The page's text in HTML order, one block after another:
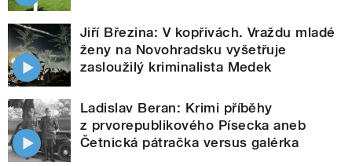
Jiří Březina: V kopřivách. Vraždu mladé
ženy na Novohradsku vyšetřuje
zasloužilý kriminalista Medek
Ladislav Beran: Krimi příběhy
z prvorepublikového Písecka aneb
Četnická pátračka versus galérka